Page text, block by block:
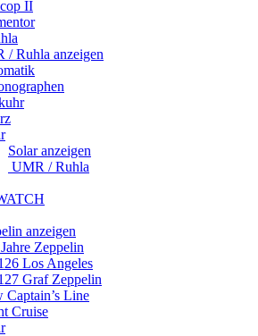
II
/ Ruhla anzeigen
Solar anzeigen
UMR / Ruhla
anzeigen
Zeppelin
Los Angeles
Graf Zeppelin
Captain’s Line
Cruise